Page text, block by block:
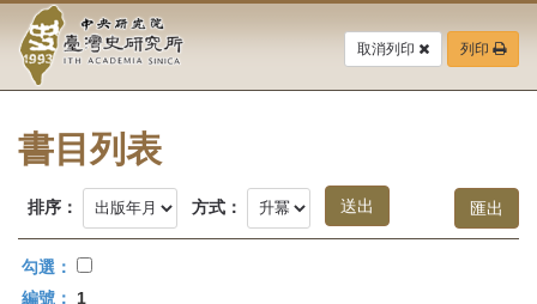
要
中
央
研
究
院-
臺
取消列印 列印
書目列表
排序： 方式：
勾選：
編號：
1